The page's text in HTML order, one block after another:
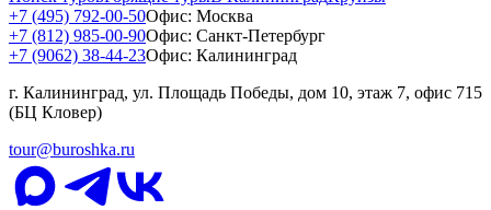
+7 (495) 792-00-50Офис: Москва
+7 (812) 985-00-90Офис: Санкт-Петербург
+7 (9062) 38-44-23Офис: Калининград
г. Калининград, ул. Площадь Победы, дом 10, этаж 7, офис 715
(БЦ Кловер)
tour@buroshka.ru